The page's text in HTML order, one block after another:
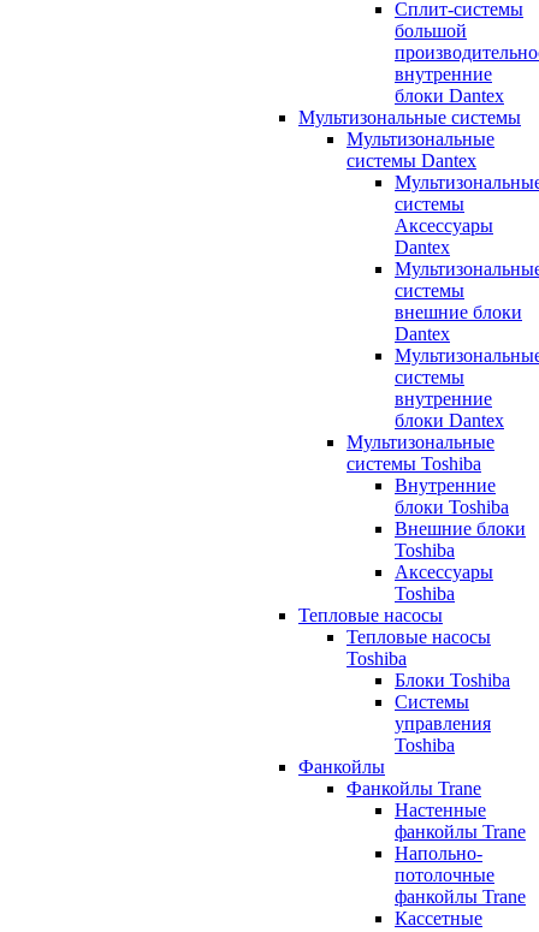
Сплит-системы
большой
внутренние
блоки Dantex
Мультизональные системы
Мультизональные
системы Dantex
системы
Аксессуары
Dantex
системы
внешние блоки
Dantex
системы
внутренние
блоки Dantex
Мультизональные
системы Toshiba
Внутренние
блоки Toshiba
Внешние блоки
Toshiba
Аксессуары
Toshiba
Тепловые насосы
Тепловые насосы
Toshiba
Блоки Toshiba
Системы
управления
Toshiba
Фанкойлы
Фанкойлы Trane
Настенные
фанкойлы Trane
Напольно-
потолочные
фанкойлы Trane
Кассетные